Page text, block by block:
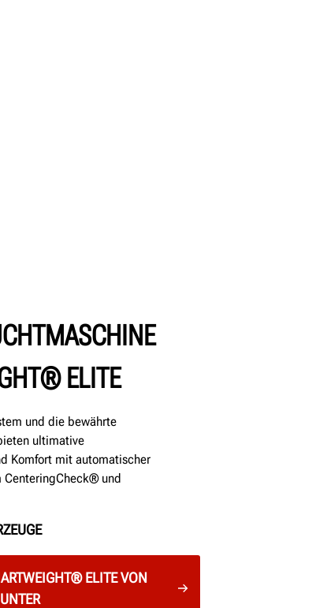
ELITE
und die bewährte
ultimative
Komfort mit automatischer
und
ELITE VON